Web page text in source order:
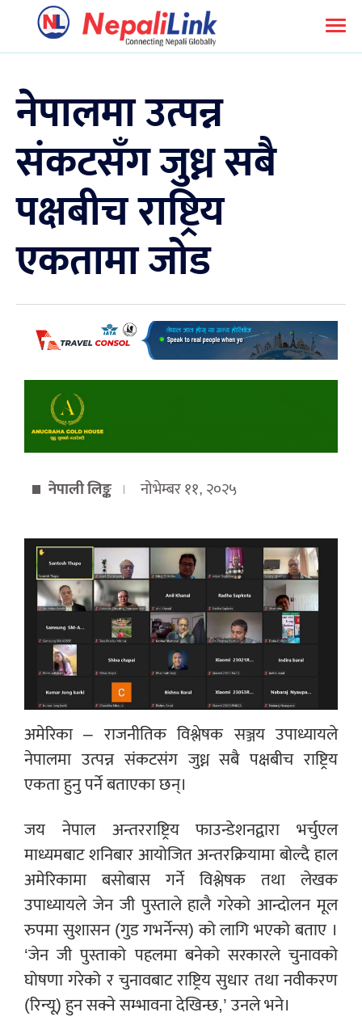
नेपालमा उत्पन्न
संकटसँग जुध्न सबै
पक्षबीच राष्ट्रिय
एकतामा जोड
नेपाली लिङ्क नोभेम्बर ११, २०२५
अमेरिका – राजनीतिक विश्लेषक सञ्जय उपाध्यायले
नेपालमा उत्पन्न संकटसंग जुध्न सबै पक्षबीच राष्ट्रिय
एकता हुनु पर्ने बताएका छन्।
जय नेपाल अन्तरराष्ट्रिय फाउन्डेशनद्वारा भर्चुएल
माध्यमबाट शनिबार आयोजित अन्तरक्रियामा बोल्दै हाल
अमेरिकामा बसोबास गर्ने विश्लेषक तथा लेखक
उपाध्यायले जेन जी पुस्ताले हालै गरेको आन्दोलन मूल
रुपमा सुशासन (गुड गभर्नेन्स) को लागि भएको बताए ।
‘जेन जी पुस्ताको पहलमा बनेको सरकारले चुनावको
घोषणा गरेको र चुनावबाट राष्ट्रिय सुधार तथा नवीकरण
(रिन्यू) हुन सक्ने सम्भावना देखिन्छ,’ उनले भने।